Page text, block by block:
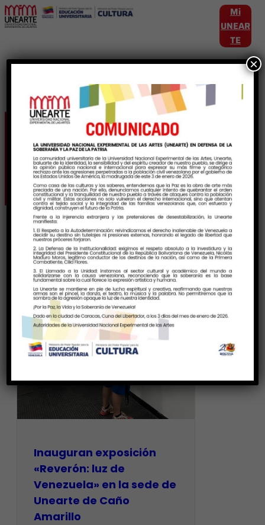
Mi
UNEAR
TE
Etiqueta:
InteligenciaArtificial
Inauguran exposición
«Reverón: luz de
Venezuela» en la sede de
Unearte de Caño
Amarillo
×